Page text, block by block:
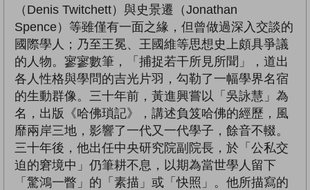
（Denis Twitchett）與史景遷（Jonathan
Spence）等雖僅有一面之緣，但曾做過深入交談的
國際學人；乃至王冕、王國維等思想史上頗具爭議
的人物。寥寥數筆，「捕捉若干所見所聞」，道出
各人性格與學問的吉光片羽，勾勒了一幅學界名宿
的生動群像。三十年前，黃進興嘗以「吳詠慧」為
名，出版《哈佛瑣記》，講述負笈哈佛的經歷，風
靡兩岸三地，影響了一代又一代學子，餘音不輟。
三十年後，他出任中央研究院副院長，於「公私交
迫的窘境中」仍筆耕不息，以期為當世學人留下
「驚鴻一瞥」的「素描」或「快照」。他所描寫的